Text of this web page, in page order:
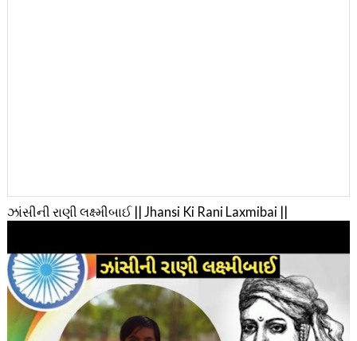
ઝાંસીની રાણી લક્ષ્મીબાઈ || Jhansi Ki Rani Laxmibai ||